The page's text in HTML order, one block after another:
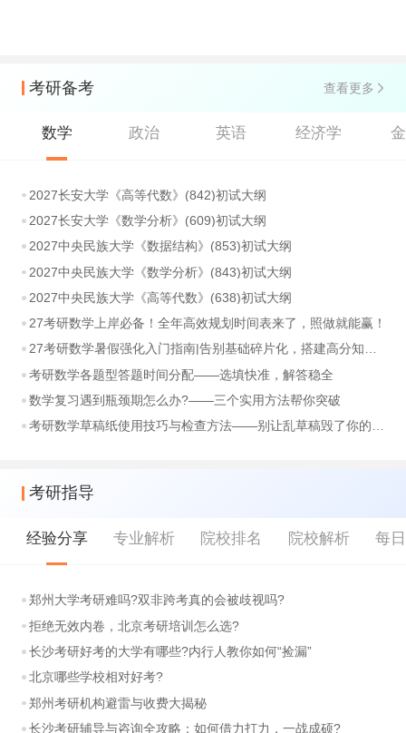
考研备考 查看更多
数学 政治 英语 经济学
2027长安大学《高等代数》(842)初试大纲
2027长安大学《数学分析》(609)初试大纲
2027中央民族大学《数据结构》(853)初试大纲
2027中央民族大学《数学分析》(843)初试大纲
2027中央民族大学《高等代数》(638)初试大纲
27考研数学上岸必备！全年高效规划时间表来了，照做就能赢！
27考研数学暑假强化入门指南|告别基础碎片化，搭建高分知识体系
考研数学各题型答题时间分配——选填快准，解答稳全
数学复习遇到瓶颈期怎么办?——三个实用方法帮你突破
考研数学草稿纸使用技巧与检查方法——别让乱草稿毁了你的分数
考研指导
经验分享 专业解析 院校排名 院校解析 每
郑州大学考研难吗?双非跨考真的会被歧视吗?
拒绝无效内卷，北京考研培训怎么选?
长沙考研好考的大学有哪些?内行人教你如何“捡漏”
北京哪些学校相对好考?
郑州考研机构避雷与收费大揭秘
长沙考研辅导与咨询全攻略：如何借力打力，一战成硕?